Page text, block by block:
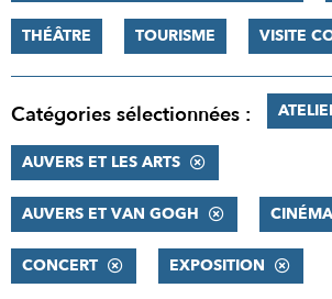
THÉÂTRE TOURISME VISITE
Catégories sélectionnées :
AUVERS ET LES ARTS
AUVERS ET VAN GOGH CINÉMA
CONCERT EXPOSITION